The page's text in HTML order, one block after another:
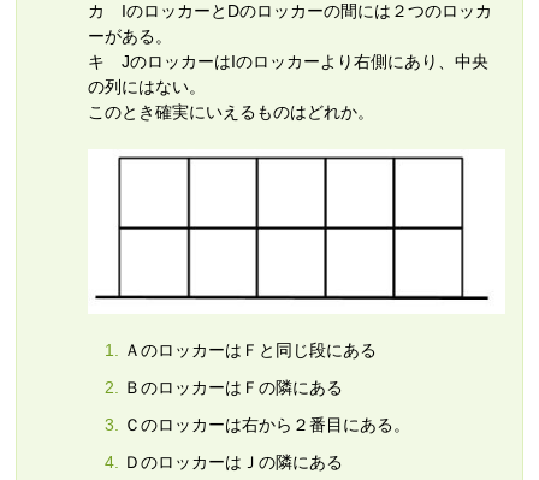
カ IのロッカーとDのロッカーの間には２つのロッカ
ーがある。
キ JのロッカーはIのロッカーより右側にあり、中央
の列にはない。
このとき確実にいえるものはどれか。
ＡのロッカーはＦと同じ段にある
ＢのロッカーはＦの隣にある
Ｃのロッカーは右から２番目にある。
ＤのロッカーはＪの隣にある